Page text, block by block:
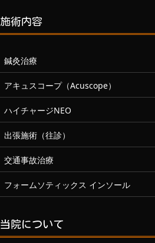
施術内容
鍼灸治療
アキュスコープ（Acuscope）
ハイチャージNEO
出張施術（往診）
交通事故治療
フォームソティックス インソール
当院について